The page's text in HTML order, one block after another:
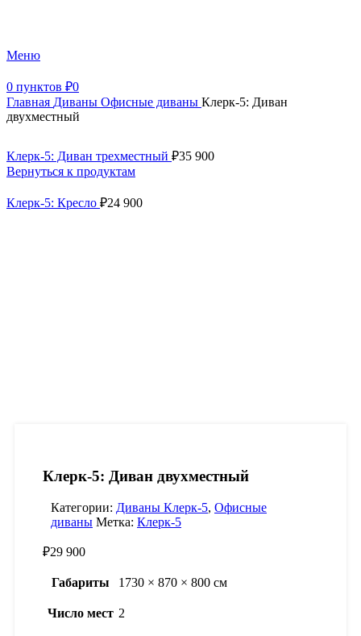
Меню
0 пунктов ₽0
Главная Диваны Офисные диваны Клерк-5: Диван
двухместный
Клерк-5: Диван трехместный ₽35 900
Вернуться к продуктам
Клерк-5: Кресло ₽24 900
Клерк-5: Диван двухместный
Категории: Диваны Клерк-5, Офисные
диваны Метка: Клерк-5
₽29 900
Габариты 1730 × 870 × 800 см
Число мест 2